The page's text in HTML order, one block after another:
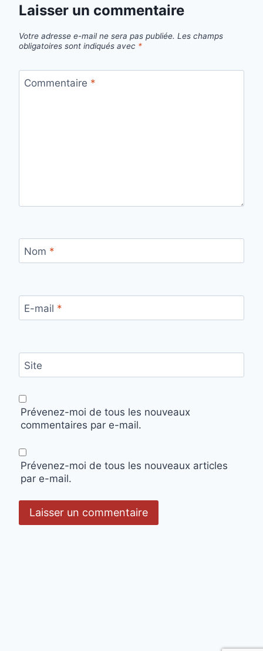
Laisser un commentaire
Votre adresse e-mail ne sera pas publiée. Les champs
obligatoires sont indiqués avec *
Commentaire *
Nom *
E-mail *
Site
Prévenez-moi de tous les nouveaux
commentaires par e-mail.
Prévenez-moi de tous les nouveaux articles
par e-mail.